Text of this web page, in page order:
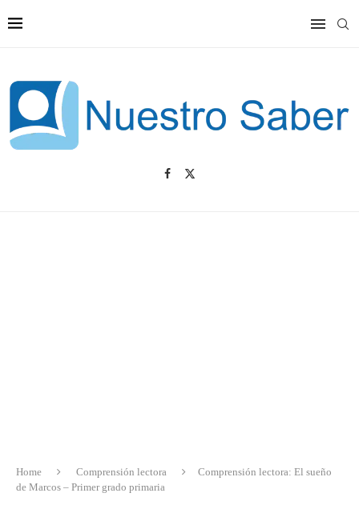
Home Comprensión lectora
Comprensión lectora: El sueño
de Marcos – Primer grado primaria